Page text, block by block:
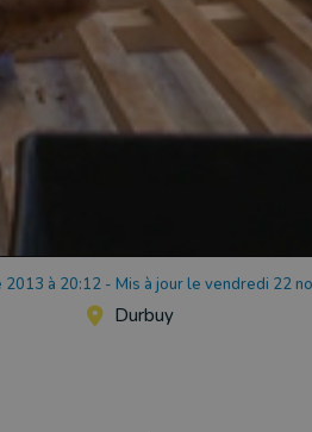
2013 à 20:12 - Mis à jour le vendredi 22
Durbuy